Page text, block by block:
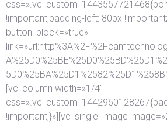
!important;padding-left: 80px
button_block=»true»
[vc_column width=»1/4″
!important;}»][vc_single_image